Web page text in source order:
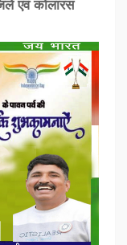
एवं कोलारस